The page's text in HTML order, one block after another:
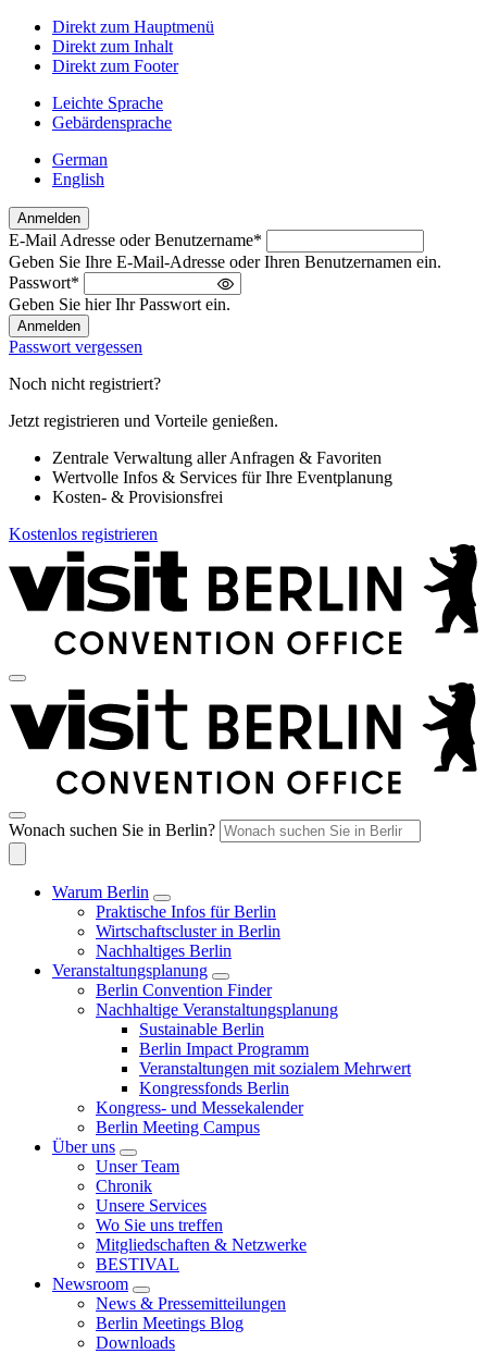
Direkt zum Hauptmenü
Direkt zum Inhalt
Direkt zum Footer
Leichte Sprache
Gebärdensprache
German
English
Anmelden
Willkommen
zurück!
Bitte
melden
Sie
sich
an
E-Mail Adresse oder Benutzername*
Geben Sie Ihre E-Mail-Adresse oder Ihren Benutzernamen ein.
Passwort*
Geben Sie hier Ihr Passwort ein.
Passwort vergessen
Noch nicht registriert?
Jetzt registrieren und Vorteile genießen.
Zentrale Verwaltung aller Anfragen & Favoriten
Wertvolle Infos & Services für Ihre Eventplanung
Kosten- & Provisionsfrei
Kostenlos registrieren
Wonach suchen Sie in Berlin?
Warum Berlin
Praktische Infos für Berlin
Wirtschaftscluster in Berlin
Nachhaltiges Berlin
Veranstaltungsplanung
Berlin Convention Finder
Nachhaltige Veranstaltungsplanung
Sustainable Berlin
Berlin Impact Programm
Veranstaltungen mit sozialem Mehrwert
Kongressfonds Berlin
Kongress- und Messekalender
Berlin Meeting Campus
Über uns
Unser Team
Chronik
Unsere Services
Wo Sie uns treffen
Mitgliedschaften & Netzwerke
BESTIVAL
Newsroom
News & Pressemitteilungen
Berlin Meetings Blog
Downloads